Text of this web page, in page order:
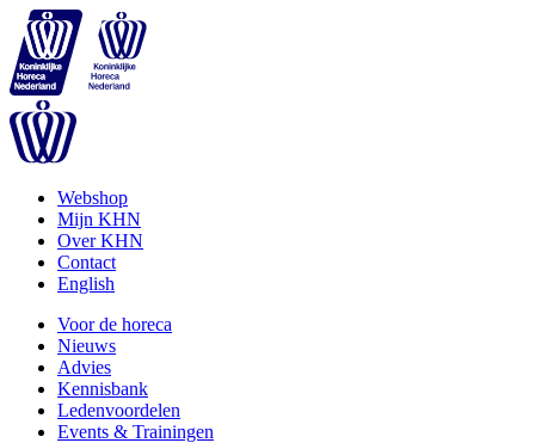
Webshop
Mijn KHN
Over KHN
Contact
English
Voor de horeca
Nieuws
Advies
Kennisbank
Ledenvoordelen
Events & Trainingen